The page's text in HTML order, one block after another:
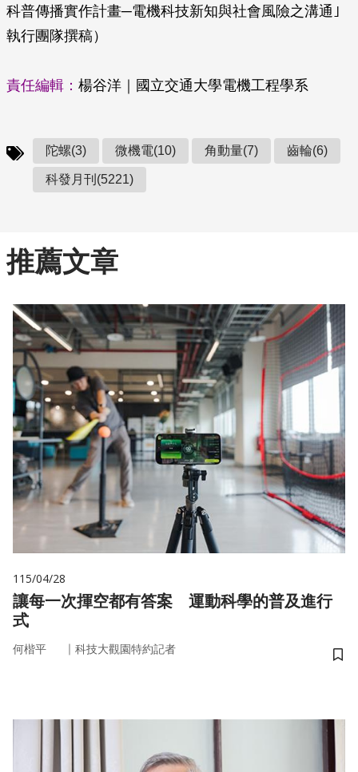
科普傳播實作計畫─電機科技新知與社會風險之溝通｣
執行團隊撰稿）
責任編輯： 楊谷洋｜國立交通大學電機工程學系
陀螺(3) 微機電(10) 角動量(7) 齒輪(6)
科發月刊(5221)
推薦文章
115/04/28
讓每一次揮空都有答案 運動科學的普及進行
式
何楷平 ｜ 科技大觀園特約記者
儲